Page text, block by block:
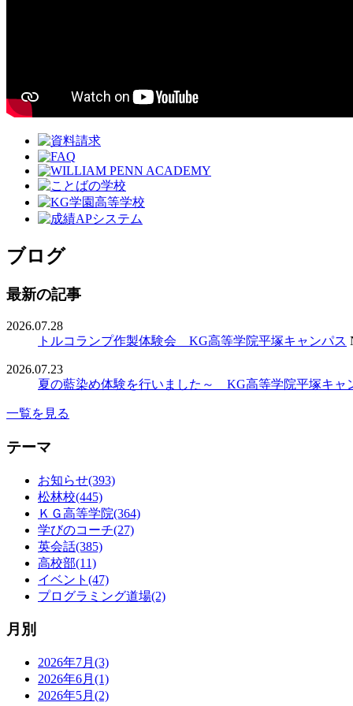
ブログ
最新の記事
2026.07.28
トルコランプ作製体験会 KG高等学院平塚キャンパス
2026.07.23
夏の藍染め体験を行いました～ KG高等学院平塚キャ
一覧を見る
テーマ
お知らせ(393)
松林校(445)
ＫＧ高等学院(364)
学びのコーチ(27)
英会話(385)
高校部(11)
イベント(47)
プログラミング道場(2)
月別
2026年7月(3)
2026年6月(1)
2026年5月(2)